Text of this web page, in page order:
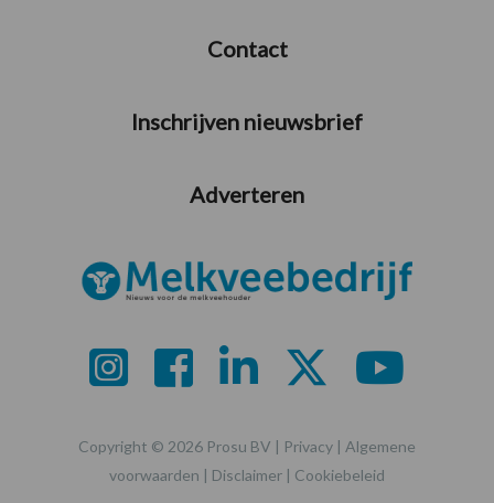
Contact
Inschrijven nieuwsbrief
Adverteren
Copyright © 2026 Prosu BV | Privacy | Algemene
voorwaarden | Disclaimer | Cookiebeleid